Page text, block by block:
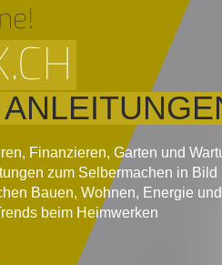
Finanzieren, Garten und
zum Selbermachen in Bild
Bauen, Wohnen, Energie
beim Heimwerken